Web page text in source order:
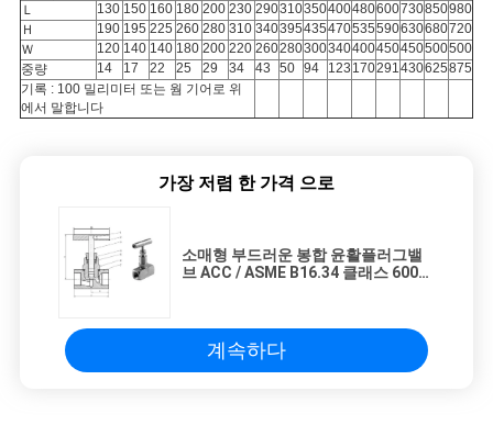
Ｌ 130 150 160 180 200 230 290310350400480600730850980
Ｈ
190 195 225 260 280 310 340395435470535590630680720
Ｗ
120 140 140 180 200 220 260280300340400450450500500
중량
14 17 22 25 29 34 43 50 94 123 170291430625875
기록 : 100 밀리미터 또는 웜 기어로 위
에서 말합니다
가장 저렴 한 가격 으로
소매형 부드러운 봉합 윤활플러그밸
브 ACC / ASME B16.34 클래스 600
계속하다